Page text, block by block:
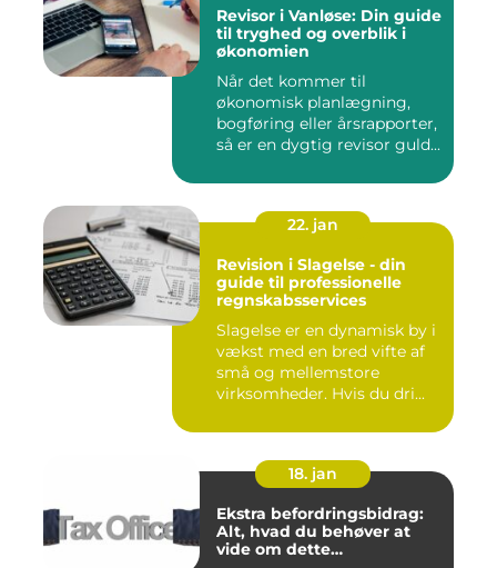
Revisor i Vanløse: Din guide
til tryghed og overblik i
økonomien
Når det kommer til
økonomisk planlægning,
bogføring eller årsrapporter,
så er en dygtig revisor guld...
22. jan
Revision i Slagelse - din
guide til professionelle
regnskabsservices
Slagelse er en dynamisk by i
vækst med en bred vifte af
små og mellemstore
virksomheder. Hvis du dri...
18. jan
Ekstra befordringsbidrag:
Alt, hvad du behøver at
vide om dette